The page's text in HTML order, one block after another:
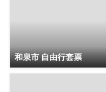
和泉市 自由行套票